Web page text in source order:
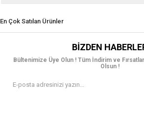
En Çok Satılan Ürünler
BIZDEN
Bültenimize Üye Olun ! Tüm İndirim ve
Olsun !